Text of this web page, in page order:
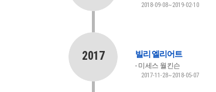
2018-09-08~2019-02-10
2017 빌리 엘리어트
미세스 월킨슨
2017-11-28~2018-05-07